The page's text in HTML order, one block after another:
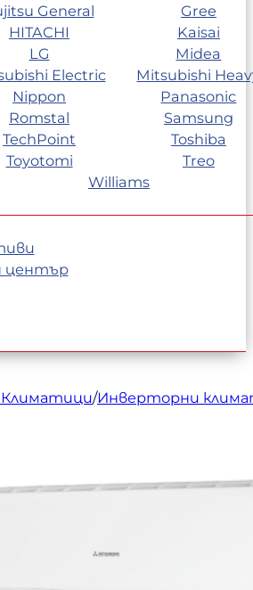
General
Gree
HITACHI
Kaisai
LG
Midea
Electric
Mitsubishi
Nippon
Panasonic
Romstal
Samsung
TechPoint
Toshiba
Toyotomi
Treo
Williams
център
/Инверторни